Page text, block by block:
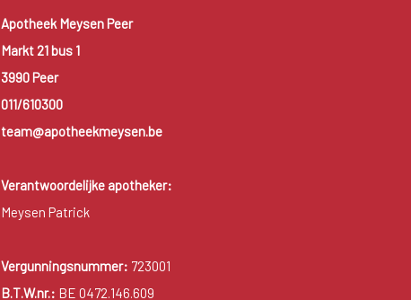
Apotheek Meysen Peer
Markt 21 bus 1
3990 Peer
011/610300
team@apotheekmeysen.be
Verantwoordelijke apotheker:
Meysen Patrick
Vergunningsnummer: 723001
B.T.W.nr.: BE 0472.146.609